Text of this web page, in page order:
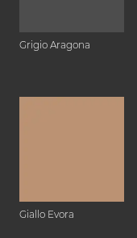
Grigio Aragona
Giallo Evora